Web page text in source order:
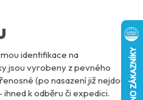
identifikace na
jsou vyrobeny z pevného
(po nasazení již nejdou
k odběru či expedici.